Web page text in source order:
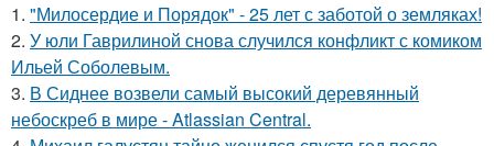
1. "Милосердие и Порядок" - 25 лет с заботой о земляках!
2. У юли Гаврилиной снова случился конфликт с комиком
Ильей Соболевым.
3. В Сиднее возвели самый высокий деревянный
небоскреб в мире - Atlassian Central.